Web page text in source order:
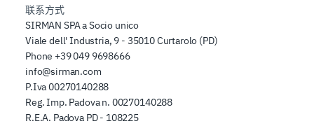
联系方式
SIRMAN SPA a Socio unico
Viale dell' Industria, 9 - 35010 Curtarolo (PD)
Phone +39 049 9698666
info@sirman.com
P.Iva 00270140288
Reg. Imp. Padova n. 00270140288
R.E.A. Padova PD - 108225